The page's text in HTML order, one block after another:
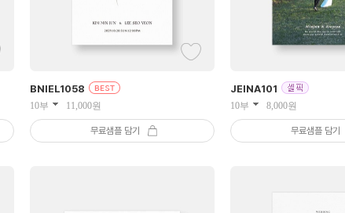
BNIEL1058
10부 11,000원
무료샘플 담기
JEINA101
10부 8,000원
무료샘플 담기